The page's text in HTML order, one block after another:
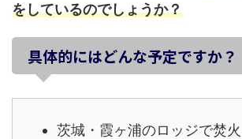
をしているのでしょうか？
具体的にはどんな予定ですか？
茨城・霞ヶ浦のロッジで焚